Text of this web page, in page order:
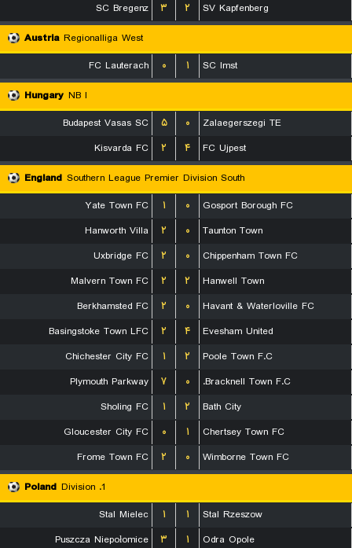
SC Bregenz
۳ ۲
SV Kapfenberg
Austria Regionalliga West
FC Lauterach
۰ ۱
SC Imst
Hungary NB I
Budapest Vasas SC
۵ ۰
Zalaegerszegi TE
Kisvarda FC
۲ ۴
FC Ujpest
England Southern League Premier Division South
Yate Town FC
۱ ۰
Gosport Borough FC
Hanworth Villa
۲ ۰
Taunton Town
Uxbridge FC
۲ ۰
Chippenham Town FC
Malvern Town FC
۲ ۲
Hanwell Town
Berkhamsted FC
۲ ۰
Havant & Waterloville FC
Basingstoke Town LFC
۲ ۴
Evesham United
Chichester City FC
۱ ۲
Poole Town F.C
Plymouth Parkway
۷ ۰
Bracknell Town F.C.
Sholing FC
۱ ۲
Bath City
Gloucester City FC
۰ ۱
Chertsey Town FC
Frome Town FC
۲ ۰
Wimborne Town FC
Poland
1. Division
Stal Mielec
۱ ۱
Stal Rzeszow
Puszcza Niepołomice
۳ ۱
Odra Opole